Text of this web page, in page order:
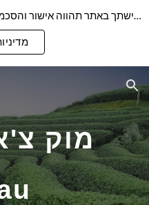
Skip to navigation
אנו משתמשים בקובצי Cookie כדי להבטיח שנספק לך את חוויית הגלישה הטובה ביותר באתר שלנו. המשך גלישתך באתר תהווה אישור והסכמה לכך